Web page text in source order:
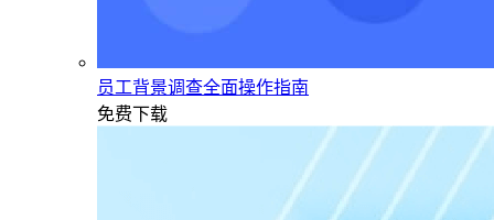
员工背景调查全面操作指南
免费下载